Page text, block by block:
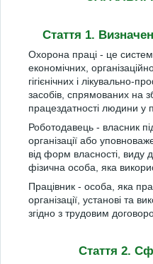
Стаття 1.
Охорона праці - це
економічних,
гігієнічних і лікувально-
засобів, спрямованих на
працездатності людини у
Роботодавець - власник
організації або
від форм власності, виду
фізична особа, яка
Працівник - особа, яка
організації, установі та
згідно з трудовим
Стаття 2.